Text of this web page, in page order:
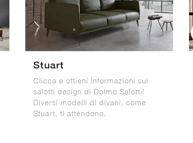
Stuart
Clicca e ottieni informazioni sui
salotti design di Doimo Salotti!
Diversi modelli di divani, come
Stuart, ti attendono.